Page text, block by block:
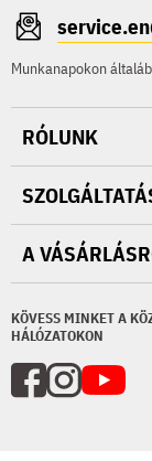
Munkanapokon
KÖVESS MINKET A
HÁLÓZATOKON
RÓLUNK
A